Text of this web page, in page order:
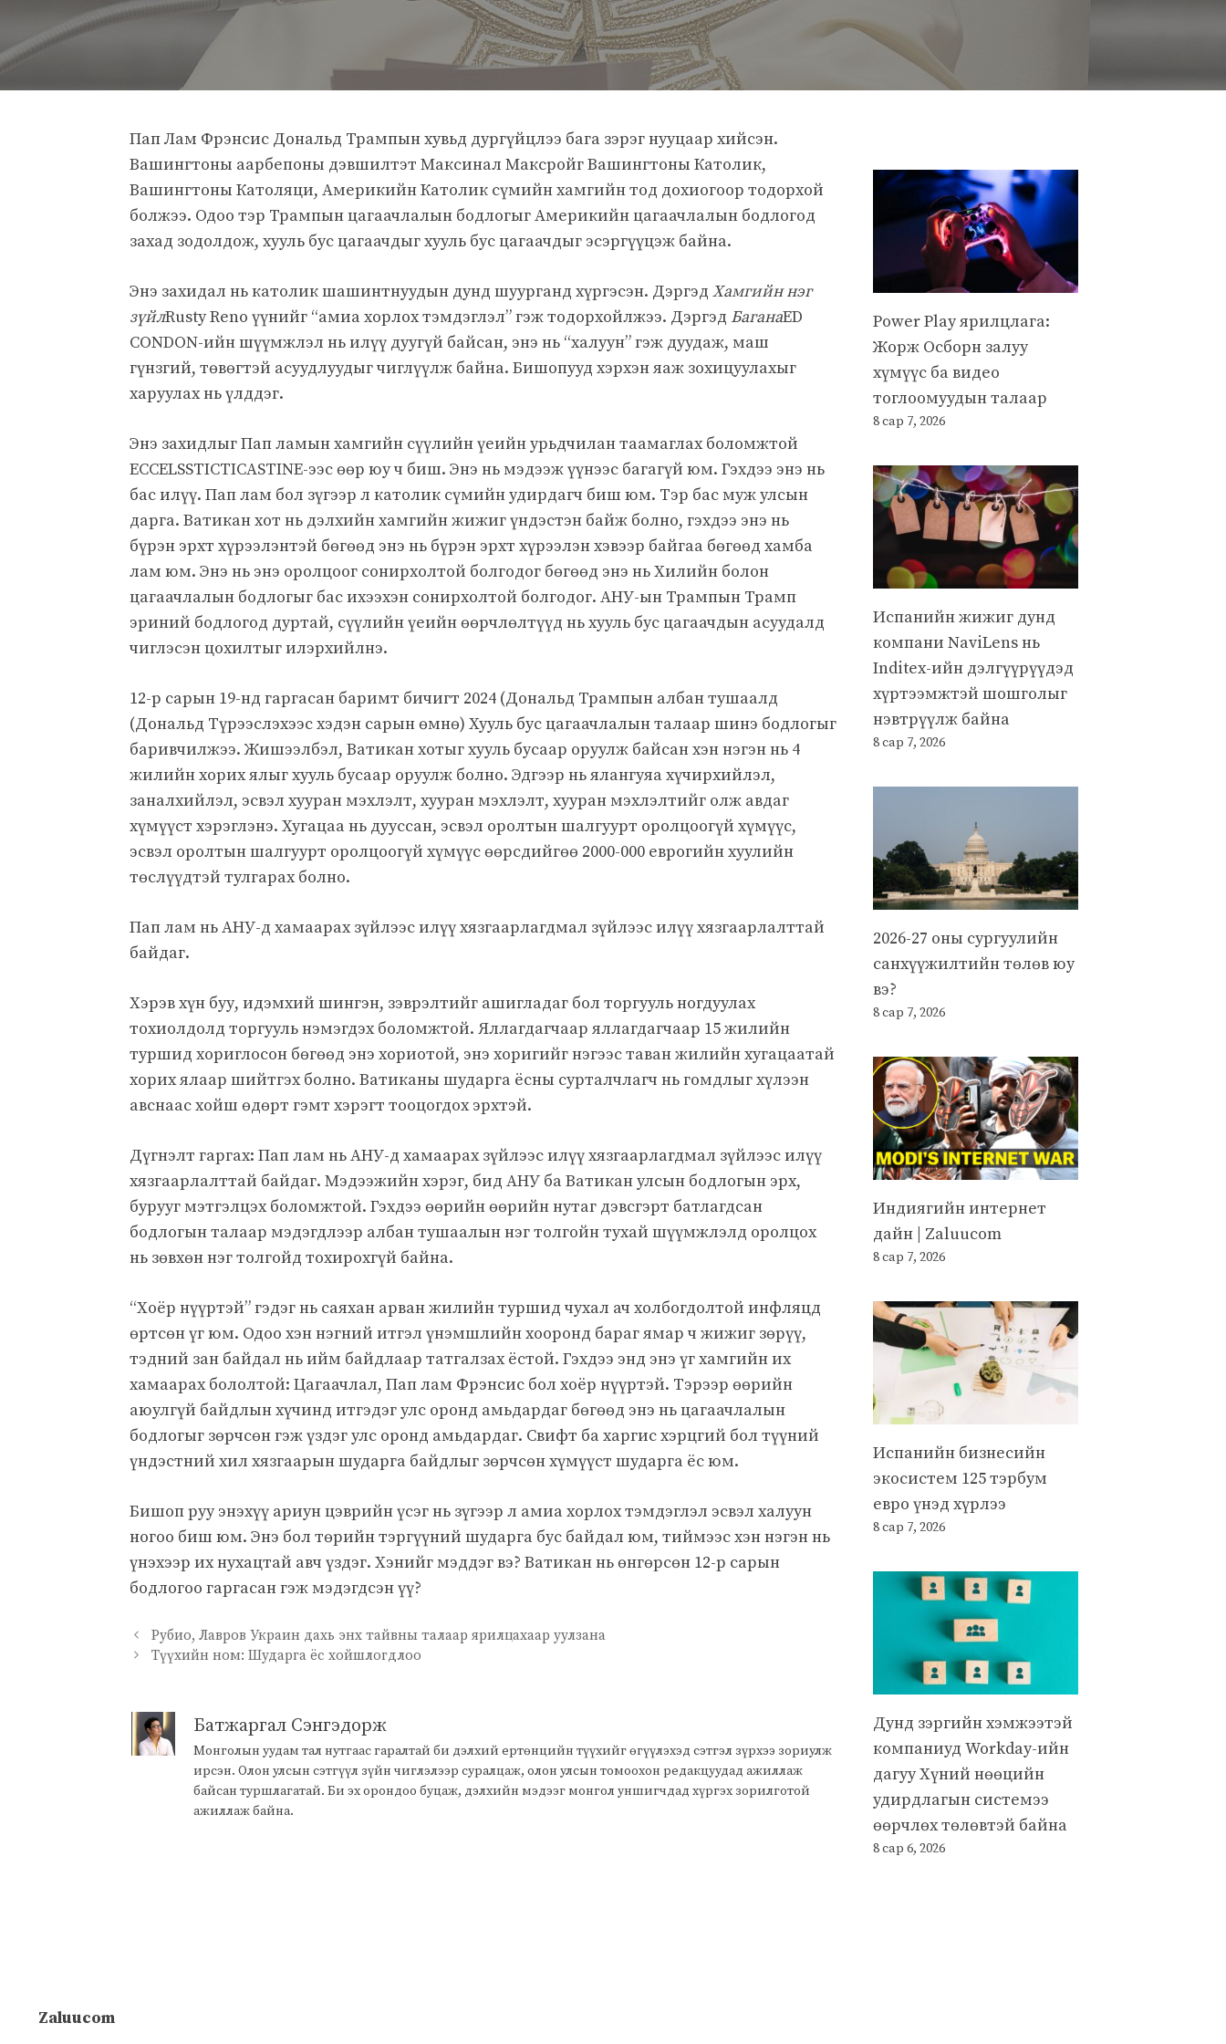
Пап Лам Фрэнсис Дональд Трампын хувьд дургүйцлээ бага зэрэг нууцаар хийсэн.
Вашингтоны аарбепоны дэвшилтэт Максинал Максройг Вашингтоны Католик,
Вашингтоны Католяци, Америкийн Католик сүмийн хамгийн тод дохиогоор тодорхой
болжээ. Одоо тэр Трампын цагаачлалын бодлогыг Америкийн цагаачлалын бодлогод
захад зодолдож, хууль бус цагаачдыг хууль бус цагаачдыг эсэргүүцэж байна.
Энэ захидал нь католик шашинтнуудын дунд шуурганд хүргэсэн. Дэргэд Хамгийн нэг
зүйлRusty Reno үүнийг “амиа хорлох тэмдэглэл” гэж тодорхойлжээ. Дэргэд БаганаED
CONDON-ийн шүүмжлэл нь илүү дуугүй байсан, энэ нь “халуун” гэж дуудаж, маш
гүнзгий, төвөгтэй асуудлуудыг чиглүүлж байна. Бишопууд хэрхэн яаж зохицуулахыг
харуулах нь үлддэг.
Энэ захидлыг Пап ламын хамгийн сүүлийн үеийн урьдчилан таамаглах боломжтой
ECCELSSTICTICASTINE-ээс өөр юу ч биш. Энэ нь мэдээж үүнээс багагүй юм. Гэхдээ энэ нь
бас илүү. Пап лам бол зүгээр л католик сүмийн удирдагч биш юм. Тэр бас муж улсын
дарга. Ватикан хот нь дэлхийн хамгийн жижиг үндэстэн байж болно, гэхдээ энэ нь
бүрэн эрхт хүрээлэнтэй бөгөөд энэ нь бүрэн эрхт хүрээлэн хэвээр байгаа бөгөөд хамба
лам юм. Энэ нь энэ оролцоог сонирхолтой болгодог бөгөөд энэ нь Хилийн болон
цагаачлалын бодлогыг бас ихээхэн сонирхолтой болгодог. АНУ-ын Трампын Трамп
эриний бодлогод дуртай, сүүлийн үеийн өөрчлөлтүүд нь хууль бус цагаачдын асуудалд
чиглэсэн цохилтыг илэрхийлнэ.
12-р сарын 19-нд гаргасан баримт бичигт 2024 (Дональд Трампын албан тушаалд
(Дональд Түрээслэхээс хэдэн сарын өмнө) Хууль бус цагаачлалын талаар шинэ бодлогыг
баривчилжээ. Жишээлбэл, Ватикан хотыг хууль бусаар оруулж байсан хэн нэгэн нь 4
жилийн хорих ялыг хууль бусаар оруулж болно. Эдгээр нь ялангуяа хүчирхийлэл,
заналхийлэл, эсвэл хууран мэхлэлт, хууран мэхлэлт, хууран мэхлэлтийг олж авдаг
хүмүүст хэрэглэнэ. Хугацаа нь дууссан, эсвэл оролтын шалгуурт оролцоогүй хүмүүс,
эсвэл оролтын шалгуурт оролцоогүй хүмүүс өөрсдийгөө 2000-000 еврогийн хуулийн
төслүүдтэй тулгарах болно.
Пап лам нь АНУ-д хамаарах зүйлээс илүү хязгаарлагдмал зүйлээс илүү хязгаарлалттай
байдаг.
Хэрэв хүн буу, идэмхий шингэн, зэврэлтийг ашигладаг бол торгууль ногдуулах
тохиолдолд торгууль нэмэгдэх боломжтой. Яллагдагчаар яллагдагчаар 15 жилийн
туршид хориглосон бөгөөд энэ хориотой, энэ хоригийг нэгээс таван жилийн хугацаатай
хорих ялаар шийтгэх болно. Ватиканы шударга ёсны сурталчлагч нь гомдлыг хүлээн
авснаас хойш өдөрт гэмт хэрэгт тооцогдох эрхтэй.
Дүгнэлт гаргах: Пап лам нь АНУ-д хамаарах зүйлээс илүү хязгаарлагдмал зүйлээс илүү
хязгаарлалттай байдаг. Мэдээжийн хэрэг, бид АНУ ба Ватикан улсын бодлогын эрх,
бурууг мэтгэлцэх боломжтой. Гэхдээ өөрийн өөрийн нутаг дэвсгэрт батлагдсан
бодлогын талаар мэдэгдлээр албан тушаалын нэг толгойн тухай шүүмжлэлд оролцох
нь зөвхөн нэг толгойд тохирохгүй байна.
“Хоёр нүүртэй” гэдэг нь саяхан арван жилийн туршид чухал ач холбогдолтой инфляцд
өртсөн үг юм. Одоо хэн нэгний итгэл үнэмшлийн хооронд бараг ямар ч жижиг зөрүү,
тэдний зан байдал нь ийм байдлаар татгалзах ёстой. Гэхдээ энд энэ үг хамгийн их
хамаарах бололтой: Цагаачлал, Пап лам Фрэнсис бол хоёр нүүртэй. Тэрээр өөрийн
аюулгүй байдлын хүчинд итгэдэг улс оронд амьдардаг бөгөөд энэ нь цагаачлалын
бодлогыг зөрчсөн гэж үздэг улс оронд амьдардаг. Свифт ба харгис хэрцгий бол түүний
үндэстний хил хязгаарын шударга байдлыг зөрчсөн хүмүүст шударга ёс юм.
Бишоп руу энэхүү ариун цэврийн үсэг нь зүгээр л амиа хорлох тэмдэглэл эсвэл халуун
ногоо биш юм. Энэ бол төрийн тэргүүний шударга бус байдал юм, тиймээс хэн нэгэн нь
үнэхээр их нухацтай авч үздэг. Хэнийг мэддэг вэ? Ватикан нь өнгөрсөн 12-р сарын
бодлогоо гаргасан гэж мэдэгдсэн үү?
Рубио, Лавров Украин дахь энх тайвны талаар ярилцахаар уулзана
Түүхийн ном: Шударга ёс хойшлогдлоо
Батжаргал Сэнгэдорж
Монголын уудам тал нутгаас гаралтай би дэлхий ертөнцийн түүхийг өгүүлэхэд сэтгэл зүрхээ зориулж
ирсэн. Олон улсын сэтгүүл зүйн чиглэлээр суралцаж, олон улсын томоохон редакцуудад ажиллаж
байсан туршлагатай. Би эх орондоо буцаж, дэлхийн мэдээг монгол уншигчдад хүргэх зорилготой
ажиллаж байна.
Power Play ярилцлага:
Жорж Осборн залуу
хүмүүс ба видео
тоглоомуудын талаар
8 сар 7, 2026
Испанийн жижиг дунд
компани NaviLens нь
Inditex-ийн дэлгүүрүүдэд
хүртээмжтэй шошголыг
нэвтрүүлж байна
8 сар 7, 2026
2026-27 оны сургуулийн
санхүүжилтийн төлөв юу
вэ?
8 сар 7, 2026
Индиягийн интернет
дайн | Zaluucom
8 сар 7, 2026
Испанийн бизнесийн
экосистем 125 тэрбум
евро үнэд хүрлээ
8 сар 7, 2026
Дунд зэргийн хэмжээтэй
компаниуд Workday-ийн
дагуу Хүний нөөцийн
удирдлагын системээ
өөрчлөх төлөвтэй байна
8 сар 6, 2026
Zaluucom